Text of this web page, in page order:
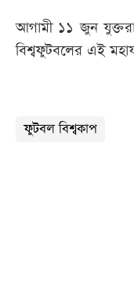
আগামী ১১ জুন
বিশ্বফুটবলের এই
ফুটবল বিশ্বকাপ